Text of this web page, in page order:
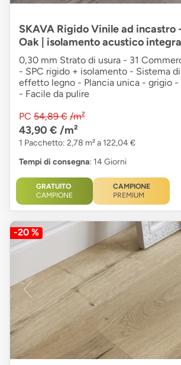
SKAVA Rigido Vinile ad incastro
Oak | isolamento acustico
0,30 mm Strato di usura - 31
- SPC rigido + isolamento - Sistema
effetto legno - Plancia unica - grigio
- Facile da pulire
PC 54,89 € /m²
43,90 € /m²
1 Pacchetto: 2,78 m² a 122,04 €
Tempi di consegna: 14 Giorni
GRATUITO
CAMPIONE
CAMPIONE
PREMIUM
-20 %